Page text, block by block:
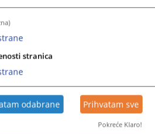
stranica
odabrane Prihvatam sve
Pokreće Klaro!